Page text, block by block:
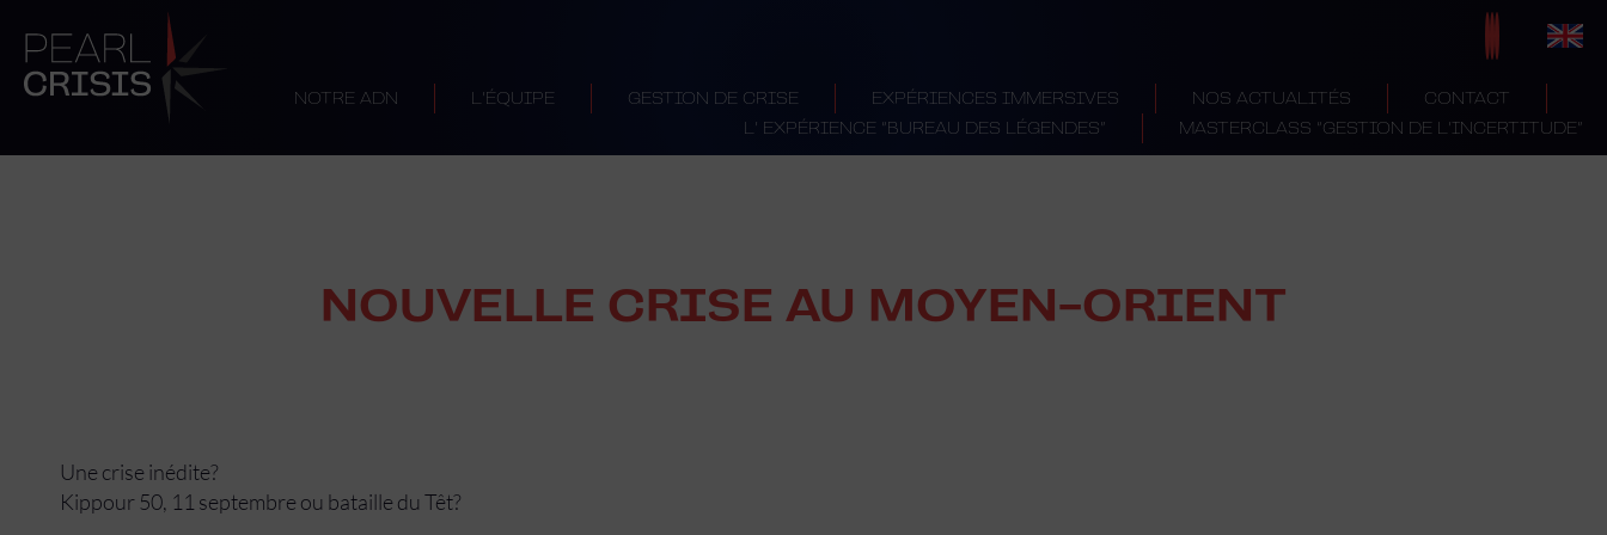
NOTRE ADN L’ÉQUIPE GESTION DE CRISE EXPÉRIENCES IMMERSIVES NOS ACTUALITÉS
CONTACT
L’ EXPÉRIENCE “BUREAU DES LÉGENDES”
MASTERCLASS “GESTION DE L’INCERTITUDE”
NOUVELLE CRISE AU MOYEN-ORIENT
Une crise inédite?
Kippour 50, 11 septembre ou bataille du Têt?